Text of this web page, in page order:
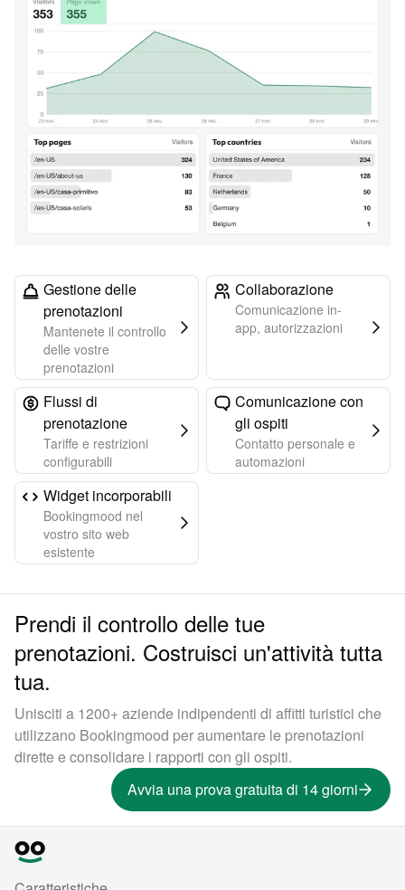
Gestione delle
prenotazioni
Mantenete il controllo
delle vostre
prenotazioni
Collaborazione
Comunicazione in-
app, autorizzazioni
Flussi di
prenotazione
Tariffe e restrizioni
configurabili
Comunicazione con
gli ospiti
Contatto personale e
automazioni
Widget incorporabili
Bookingmood nel
vostro sito web
esistente
Prendi il controllo delle tue
prenotazioni. Costruisci un'attività tutta
tua.
Unisciti a 1200+ aziende indipendenti di affitti turistici che
utilizzano Bookingmood per aumentare le prenotazioni
dirette e consolidare i rapporti con gli ospiti.
Avvia una prova gratuita di 14 giorni